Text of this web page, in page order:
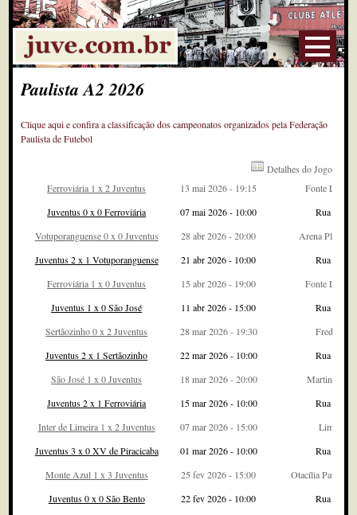
Paulista A2 2026
Clique aqui e confira a classificação dos campeonatos organizados pela Federação
Paulista de Futebol
Detalhes do Jogo
Ferroviária 1 x 2 Juventus
13 mai 2026 - 19:15
Fonte
Juventus 0 x 0 Ferroviária
07 mai 2026 - 10:00
Rua Javari
Votuporanguense 0 x 0 Juventus
28 abr 2026 - 20:00
Arena Plinio
Juventus 2 x 1 Votuporanguense
21 abr 2026 - 10:00
Rua Javari
Ferroviária 1 x 0 Juventus
15 abr 2026 - 19:00
Fonte
Juventus 1 x 0 São José
11 abr 2026 - 15:00
Rua Javari
Sertãozinho 0 x 2 Juventus
28 mar 2026 - 19:30
Fredericão
Juventus 2 x 1 Sertãozinho
22 mar 2026 - 10:00
Rua Javari
São José 1 x 0 Juventus
18 mar 2026 - 20:00
Martins
Juventus 2 x 1 Ferroviária
15 mar 2026 - 10:00
Rua Javari
Inter de Limeira 1 x 2 Juventus
07 mar 2026 - 15:00
Limeirão
Juventus 3 x 0 XV de Piracicaba
01 mar 2026 - 10:00
Rua Javari
Monte Azul 1 x 3 Juventus
25 fev 2026 - 15:00
Otacília Patrício
Juventus 0 x 0 São Bento
22 fev 2026 - 10:00
Rua Javari